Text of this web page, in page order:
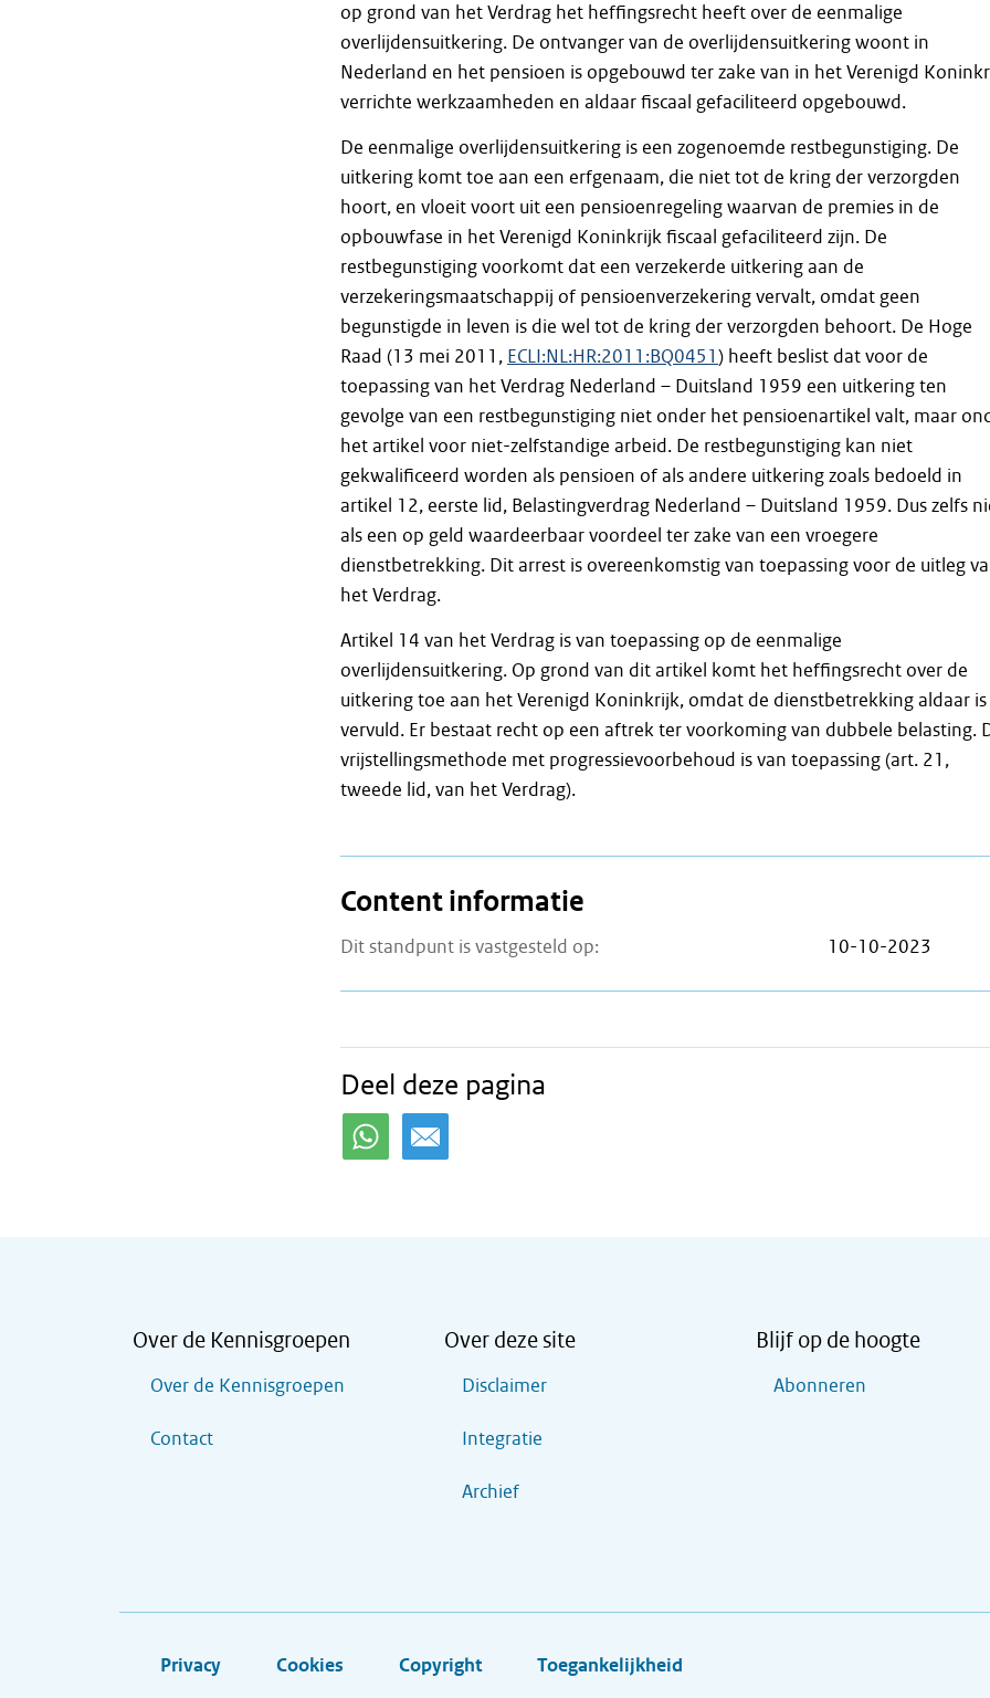
op grond van het Verdrag het heffingsrecht heeft over de eenmalige
overlijdensuitkering. De ontvanger van de overlijdensuitkering woont in
Nederland en het pensioen is opgebouwd ter zake van in het Verenigd
verrichte werkzaamheden en aldaar fiscaal gefaciliteerd opgebouwd.
De eenmalige overlijdensuitkering is een zogenoemde restbegunstiging. De
uitkering komt toe aan een erfgenaam, die niet tot de kring der verzorgden
hoort, en vloeit voort uit een pensioenregeling waarvan de premies in de
opbouwfase in het Verenigd Koninkrijk fiscaal gefaciliteerd zijn. De
restbegunstiging voorkomt dat een verzekerde uitkering aan de
verzekeringsmaatschappij of pensioenverzekering vervalt, omdat geen
begunstigde in leven is die wel tot de kring der verzorgden behoort. De Hoge
Raad (13 mei 2011, ECLI:NL:HR:2011:BQ0451) heeft beslist dat voor de
toepassing van het Verdrag Nederland – Duitsland 1959 een uitkering ten
gevolge van een restbegunstiging niet onder het pensioenartikel valt, maar
het artikel voor niet-zelfstandige arbeid. De restbegunstiging kan niet
gekwalificeerd worden als pensioen of als andere uitkering zoals bedoeld in
artikel 12, eerste lid, Belastingverdrag Nederland – Duitsland 1959. Dus zelfs
als een op geld waardeerbaar voordeel ter zake van een vroegere
dienstbetrekking. Dit arrest is overeenkomstig van toepassing voor de uitleg
het Verdrag.
Artikel 14 van het Verdrag is van toepassing op de eenmalige
overlijdensuitkering. Op grond van dit artikel komt het heffingsrecht over de
uitkering toe aan het Verenigd Koninkrijk, omdat de dienstbetrekking aldaar is
vervuld. Er bestaat recht op een aftrek ter voorkoming van dubbele belasting.
vrijstellingsmethode met progressievoorbehoud is van toepassing (art. 21,
tweede lid, van het Verdrag).
Content informatie
Dit standpunt is vastgesteld op: 10-10-2023
Deel deze pagina
Over de Kennisgroepen
Over de Kennisgroepen
Contact
Over deze site
Disclaimer
Integratie
Archief
Blijf op de hoogte
Abonneren
Privacy Cookies Copyright Toegankelijkheid